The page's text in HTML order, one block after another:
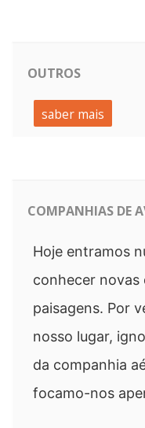
OUTROS
saber mais
COMPANHIAS DE
Hoje entramos
conhecer novas
paisagens. Por
nosso lugar,
da companhia
focamo-nos